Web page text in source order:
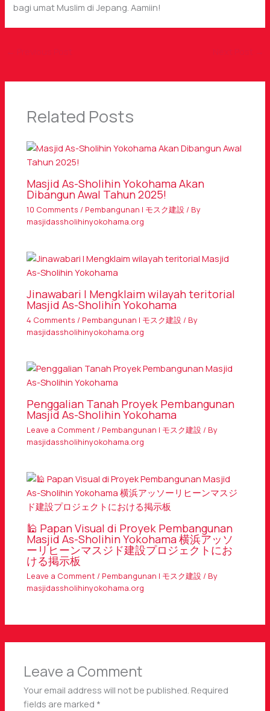
bagi umat Muslim di Jepang. Aamiin!
Related Posts
Masjid As-Sholihin Yokohama Akan
Dibangun Awal Tahun 2025!
10 Comments / Pembangunan | モスク建設 / By
masjidassholihinyokohama.org
Jinawabari | Mengklaim wilayah teritorial
Masjid As-Sholihin Yokohama
4 Comments / Pembangunan | モスク建設 / By
masjidassholihinyokohama.org
Penggalian Tanah Proyek Pembangunan
Masjid As-Sholihin Yokohama
Leave a Comment / Pembangunan | モスク建設 / By
masjidassholihinyokohama.org
🕌 Papan Visual di Proyek Pembangunan
Masjid As-Sholihin Yokohama 横浜アッソ
ーリヒーンマスジド建設プロジェクトにお
ける掲示板
Leave a Comment / Pembangunan | モスク建設 / By
masjidassholihinyokohama.org
Leave a Comment
Your email address will not be published. Required
fields are marked *